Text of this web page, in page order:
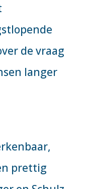
de vraag
langer
prettig